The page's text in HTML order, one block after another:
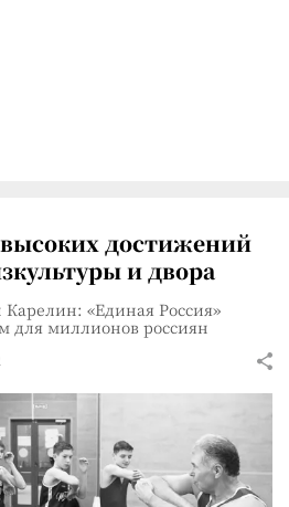
достижений
и двора
«Единая Россия»
для миллионов россиян